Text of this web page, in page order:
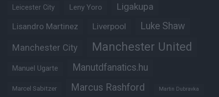
Leicester City Leny Yoro Ligakupa
Lisandro Martinez Liverpool Luke Shaw
Manchester City Manchester United
Manuel Ugarte Manutdfanatics.hu
Marcel Sabitzer Marcus Rashford Martin Dubravka